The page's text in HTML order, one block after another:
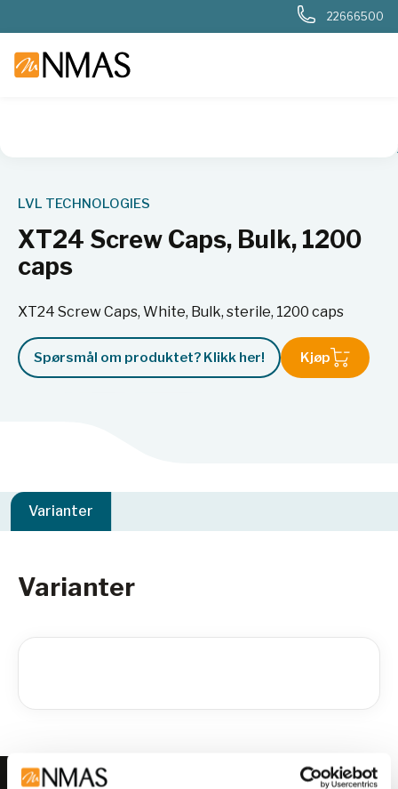
22666500
LVL TECHNOLOGIES
XT24 Screw Caps, Bulk, 1200
caps
XT24 Screw Caps, White, Bulk, sterile, 1200 caps
Spørsmål om produktet? Klikk her! Kjøp
Varianter
Varianter